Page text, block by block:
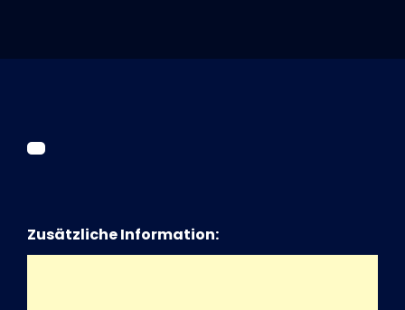
Kurier Romy 2026
Zusätzliche Information: